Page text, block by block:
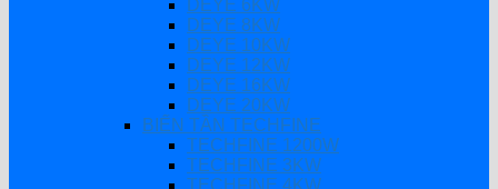
DEYE 6KW
DEYE 8KW
DEYE 10KW
DEYE 12KW
DEYE 16KW
DEYE 20KW
BIẾN TẦN TECHFINE
TECHFINE 1200W
TECHFINE 3KW
TECHFINE 4KW